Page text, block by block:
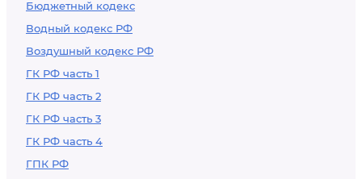
Бюджетный кодекс
Водный кодекс РФ
Воздушный кодекс РФ
ГК РФ часть 1
ГК РФ часть 2
ГК РФ часть 3
ГК РФ часть 4
ГПК РФ